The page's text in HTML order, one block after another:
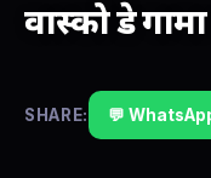
वास्को डे
SHARE: 💬